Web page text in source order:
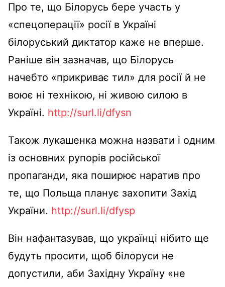
Про те, що Білорусь бере участь у
«спецоперації» росії в Україні
білоруський диктатор каже не вперше.
Раніше він зазначав, що Білорусь
начебто «прикриває тил» для росії й не
воює ні технікою, ні живою силою в
Україні. http://surl.li/dfysn
Також лукашенка можна назвати і одним
із основних рупорів російської
пропаганди, яка поширює наратив про
те, що Польща планує захопити Захід
України. http://surl.li/dfysp
Він нафантазував, що українці нібито ще
будуть просити, щоб білоруси не
допустили, аби Західну Україну «не